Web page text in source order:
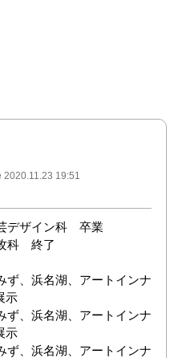
2020.11.23 19:51
デザイン科　卒業
科　終了
ず、浜名湖、アートインナ
示
ず、浜名湖、アートインナ
示
ず、浜名湖、アートインナ